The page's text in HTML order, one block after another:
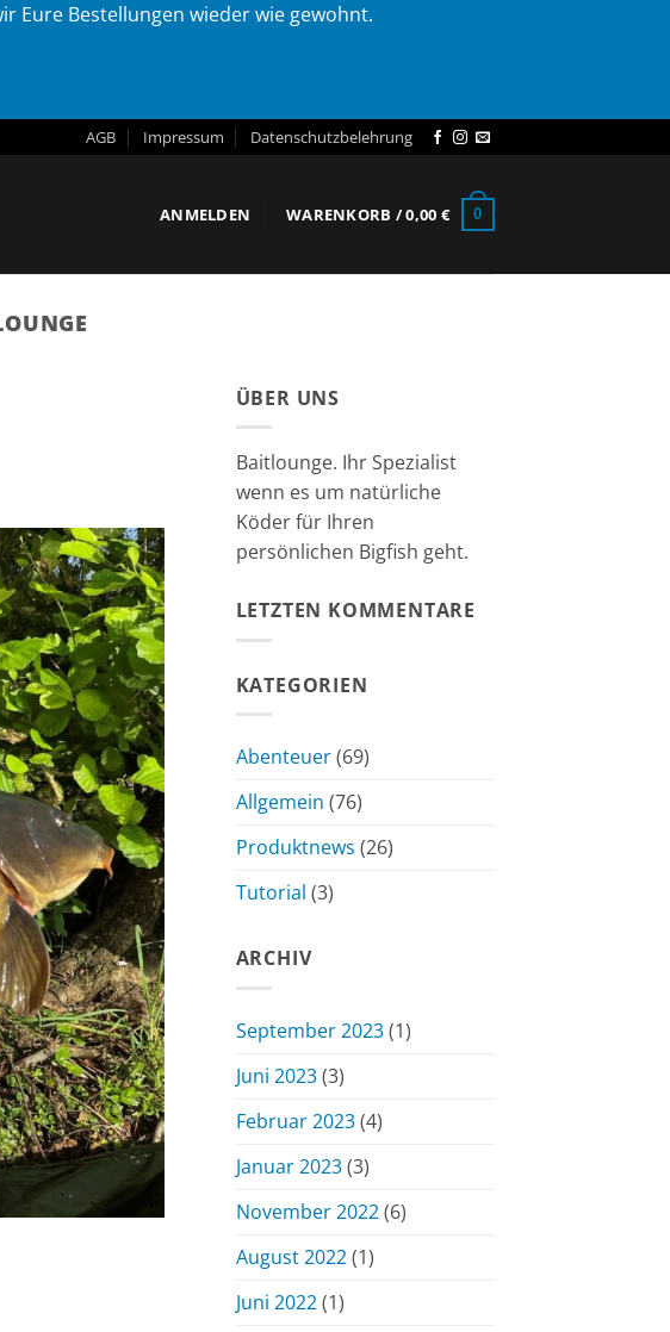
Eure Bestellungen wieder wie gewohnt.
AGB Impressum Datenschutzbelehrung
ANMELDEN WARENKORB /0,00 € 0
ÜBER UNS
Baitlounge. Ihr Spezialist
wenn es um natürliche
Köder für Ihren
persönlichen Bigfish geht.
LETZTEN KOMMENTARE
KATEGORIEN
Abenteuer(69)
Allgemein (76)
Produktnews (26)
Tutorial (3)
ARCHIV
September 2023(1)
Juni 2023(3)
Februar 2023(4)
Januar 2023(3)
November 2022(6)
August 2022(1)
Juni 2022(1)